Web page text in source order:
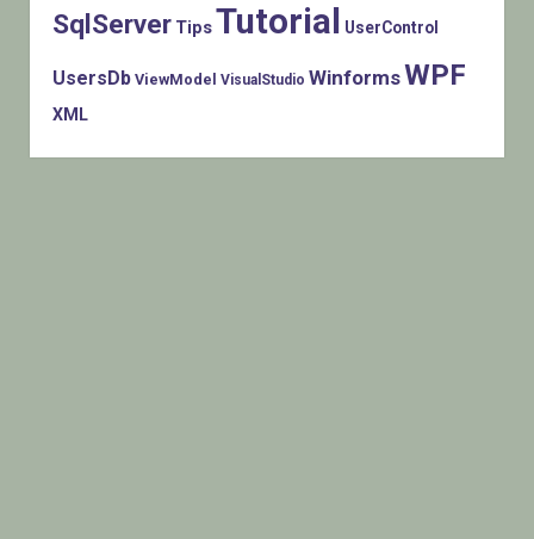
SqlServer TipsTutorial UserControl
UsersDb ViewModel VisualStudio WinformsWPF
XML